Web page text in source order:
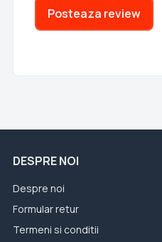
Posteaza review
DESPRE NOI
Despre noi
Formular retur
Termeni si conditii